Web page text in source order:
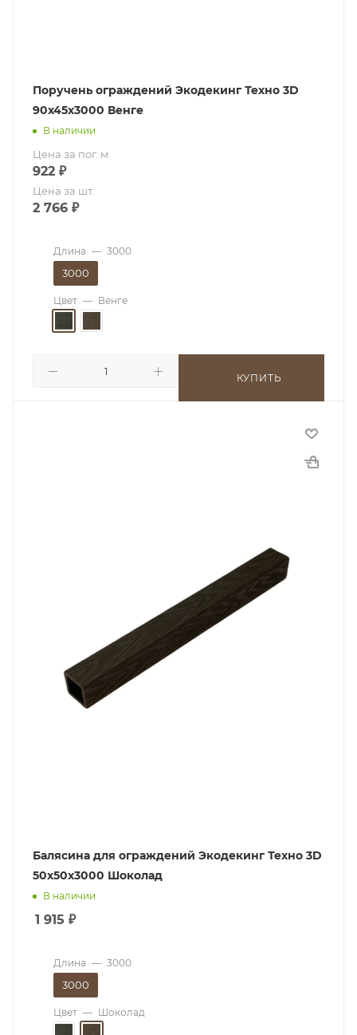
Поручень ограждений Экодекинг Техно 3D
90x45х3000 Венге
В наличии
Цена за пог. м
922 ₽
Цена за шт.
2 766 ₽
Длина — 3000
3000
Цвет — Венге
КУПИТЬ
Балясина для ограждений Экодекинг Техно 3D
50x50x3000 Шоколад
В наличии
1 915 ₽
Длина — 3000
3000
Цвет — Шоколад